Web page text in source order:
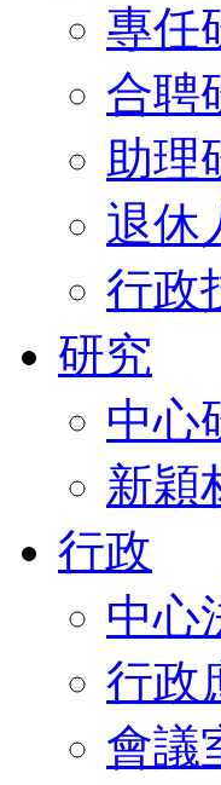
專任
合聘
助理
退休
行政
研究
中心
新穎
行政
中心
行政
會議